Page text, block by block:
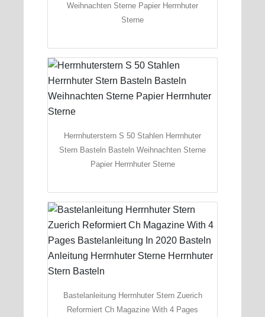
Weihnachten Sterne Papier Herrnhuter
Sterne
Herrnhuterstern S 50 Stahlen Herrnhuter
Stern Basteln Basteln Weihnachten Sterne
Papier Herrnhuter Sterne
Bastelanleitung Herrnhuter Stern Zuerich
Reformiert Ch Magazine With 4 Pages